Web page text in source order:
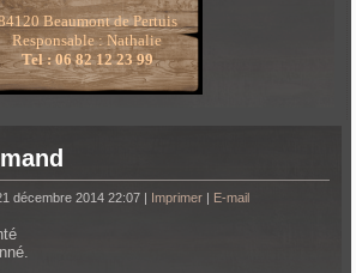
Beaumont de Pertuis
Responsable : Nathalie
Tel : 06 82 12 23 99
décembre 2014 22:07 | Imprimer | E-mail